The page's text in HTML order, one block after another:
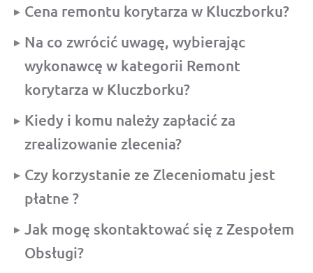
Cena remontu korytarza w Kluczborku?
Na co zwrócić uwagę, wybierając
wykonawcę w kategorii Remont
korytarza w Kluczborku?
Kiedy i komu należy zapłacić za
zrealizowanie zlecenia?
Czy korzystanie ze Zleceniomatu jest
płatne ?
Jak mogę skontaktować się z Zespołem
Obsługi?